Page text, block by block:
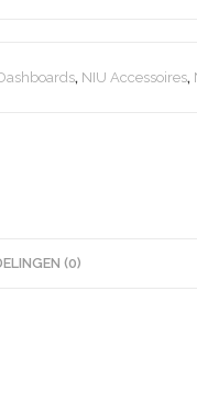
, NIU Accessoires,
(0)